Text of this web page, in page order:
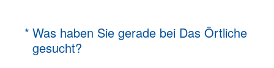
* Was haben Sie gerade bei Das Örtliche
gesucht?
(Erforderlich.)